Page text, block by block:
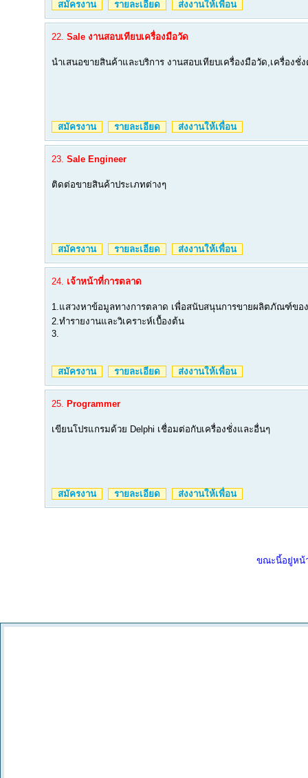
สมัครงาน รายละเอียด ส่งงานให้เพื่อน
22. Sale งานสอบเทียบเครื่องมือวัด
นำเสนอขายสินค้าและบริการ งานสอบเทียบเครื่องมือวัด,เครื่องชั่ง
สมัครงาน รายละเอียด ส่งงานให้เพื่อน
23. Sale Engineer
ติดต่อขายสินค้าประเภทต่างๆ
สมัครงาน รายละเอียด ส่งงานให้เพื่อน
24. เจ้าหน้าที่การตลาด
1.แสวงหาข้อมูลทางการตลาด เพื่อสนับสนุนการขายผลิตภัณฑ์ขอ
2.ทำรายงานและวิเคราะห์เบื้องต้น
3.
สมัครงาน รายละเอียด ส่งงานให้เพื่อน
25. Programmer
เขียนโปรแกรมด้วย Delphi เชื่อมต่อกับเครื่องชั่งและอื่นๆ
สมัครงาน รายละเอียด ส่งงานให้เพื่อน
ขณะนี้อยู่ห